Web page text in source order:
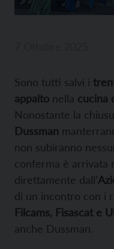
Sono tutti salvi i
appalto nella cucina
Nonostante la
Dussman
non subiranno
conferma è arrivata
direttamente dall’
di un incontro con i
Filcams, Fisascat e
anche Dussman.